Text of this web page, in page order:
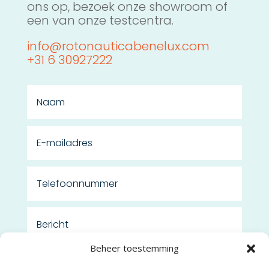
Beheer toestemming
ons op, bezoek onze showroom of
een van onze testcentra.
info@rotonauticabenelux.com
+31 6 30927222